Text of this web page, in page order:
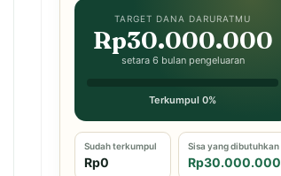
TARGET DANA DARURATMU
Rp30.000.000
setara 6 bulan pengeluaran
Terkumpul 0%
Sudah terkumpul
Rp0
Sisa yang dibutuhkan
Rp30.000.000